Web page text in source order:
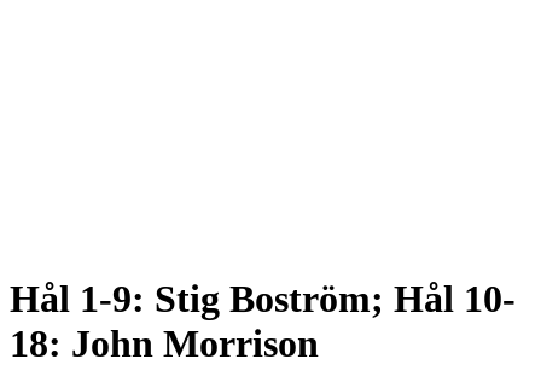
Hål 1-9: Stig Boström; Hål 10-
18: John Morrison